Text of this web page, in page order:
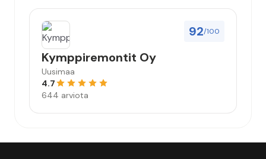
92/100
Kymppiremontit Oy
Uusimaa
4.7
644 arviota